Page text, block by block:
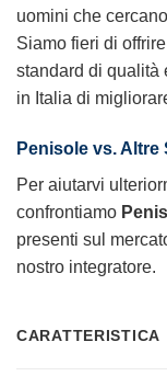
uomini che
Siamo fieri di
standard di qualità
in Italia di
Penisole vs. Altre
Per aiutarvi
confrontiamo
presenti sul
nostro integratore.
CARATTERISTICA